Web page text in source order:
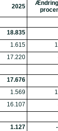
2025
18.835
1.615
17.220
17.676
1.569
16.107
1.127